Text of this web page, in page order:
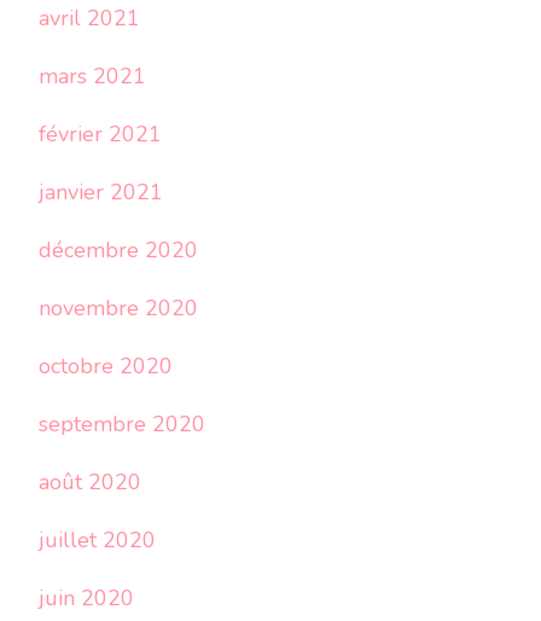
avril 2021
mars 2021
février 2021
janvier 2021
décembre 2020
novembre 2020
octobre 2020
septembre 2020
août 2020
juillet 2020
juin 2020